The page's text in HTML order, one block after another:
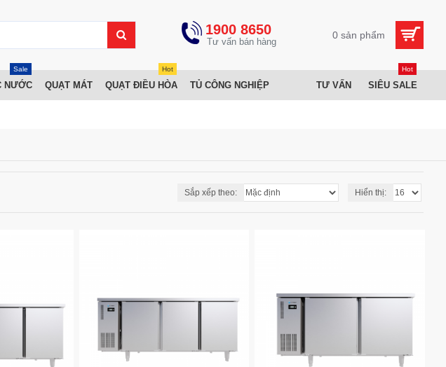
1900 8650 0 sản phẩm
NƯỚC
Sale
QUẠT MÁT QUẠT ĐIỀU HÒA
Hot
TỦ CÔNG NGHIỆP TƯ VẤN SIÊU SALE
Hot
Sắp xếp theo: Hiển thị: